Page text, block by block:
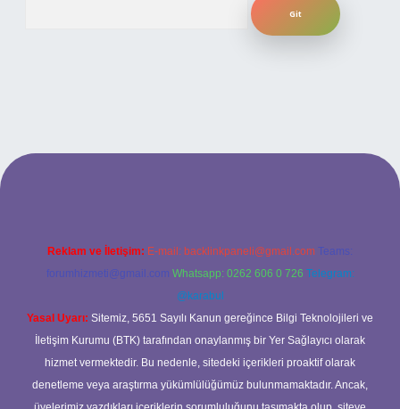
yeni giriş adresi
Reklam ve İletişim: E-mail: backlinkpaneli@gmail.com Teams:
forumhizmeti@gmail.com Whatsapp: 0262 606 0 726 Telegram:
@karabul
Yasal Uyarı: Sitemiz, 5651 Sayılı Kanun gereğince Bilgi Teknolojileri ve
İletişim Kurumu (BTK) tarafından onaylanmış bir Yer Sağlayıcı olarak
hizmet vermektedir. Bu nedenle, sitedeki içerikleri proaktif olarak
denetleme veya araştırma yükümlülüğümüz bulunmamaktadır. Ancak,